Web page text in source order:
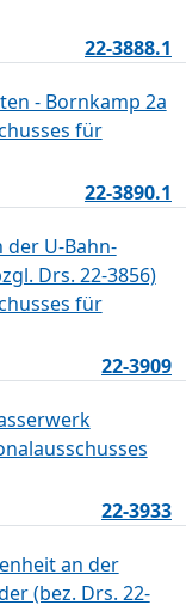
22-3888.1
- Bornkamp 2a
für
22-3890.1
der U-Bahn-
Drs. 22-3856)
für
22-3909
22-3933
an der
(bez. Drs. 22-